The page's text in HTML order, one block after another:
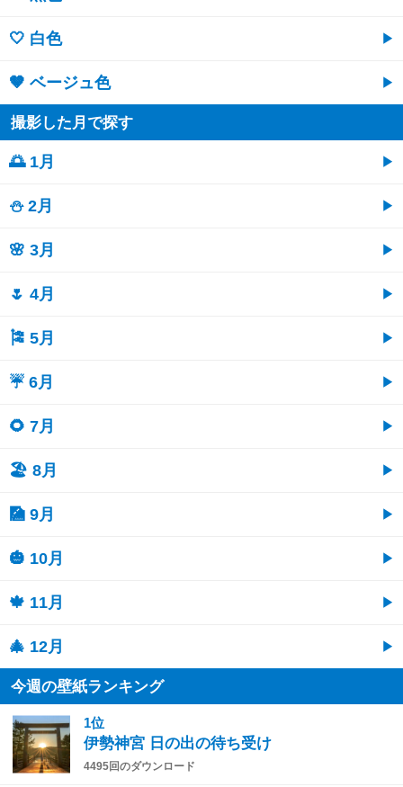
🤍 白色
🤎 ベージュ色
撮影した月で探す
🌅 1月
⛄ 2月
🌸 3月
🌷 4月
🎏 5月
☔ 6月
🌻 7月
🏖 8月
🎑 9月
🎃 10月
🍁 11月
🎄 12月
今週の壁紙ランキング
1位
伊勢神宮 日の出の待ち受け
4495回のダウンロード